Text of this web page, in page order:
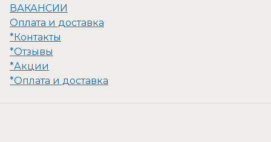
ВАКАНСИИ
Оплата и доставка
*Контакты
*Отзывы
*Акции
*Оплата и доставка